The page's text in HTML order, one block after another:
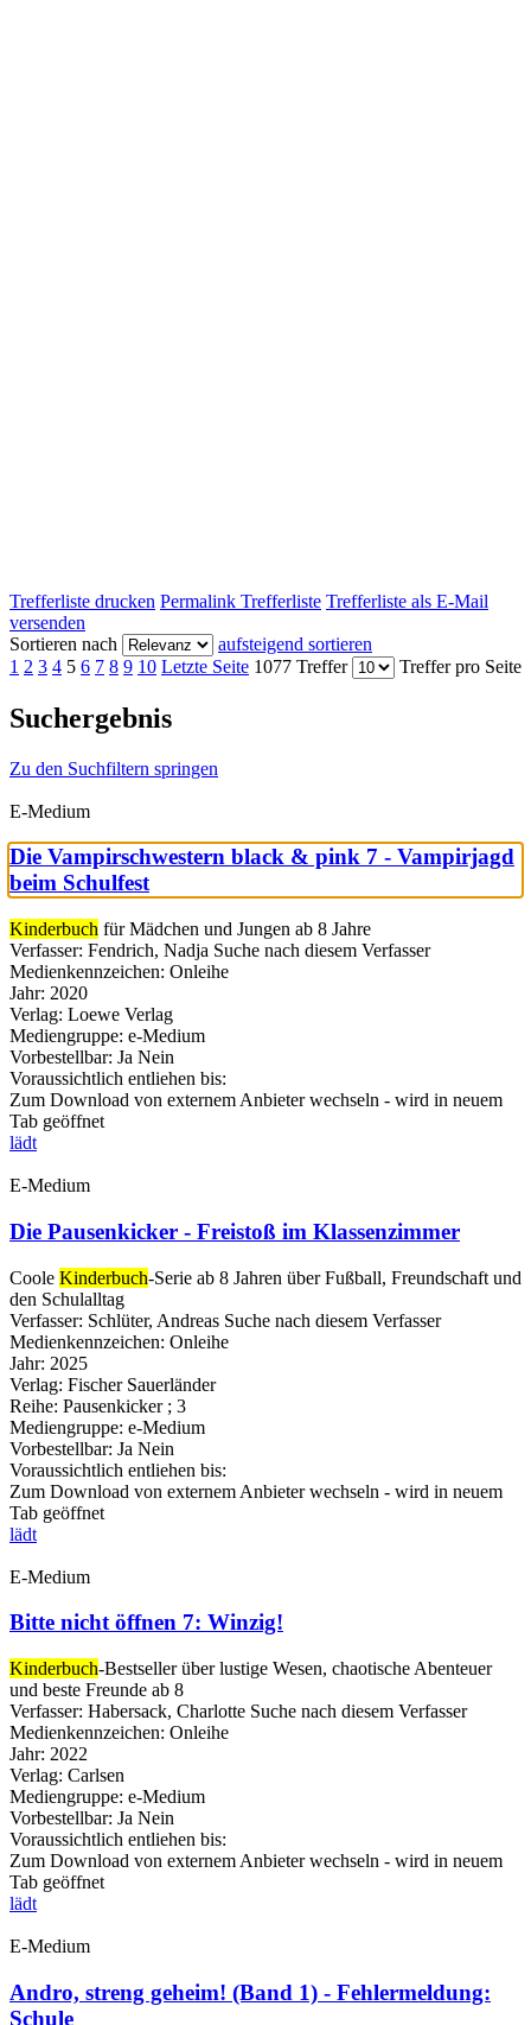
Trefferliste drucken Permalink Trefferliste Trefferliste als E-Mail
versenden
Sortieren nach
aufsteigend sortieren
1 2 3 4 5 6 7 8 9 10 Letzte Seite 1077 Treffer Treffer pro Seite
Suchergebnis
Zu den Suchfiltern springen
E-Medium
Die Vampirschwestern black & pink 7 - Vampirjagd
beim Schulfest
Kinderbuch für Mädchen und Jungen ab 8 Jahre
Verfasser: Fendrich, Nadja Suche nach diesem Verfasser
Medienkennzeichen: Onleihe
Jahr: 2020
Verlag: Loewe Verlag
Mediengruppe: e-Medium
Vorbestellbar: Ja Nein
Voraussichtlich entliehen bis:
Zum Download von externem Anbieter wechseln - wird in neuem
Tab geöffnet
lädt
E-Medium
Die Pausenkicker - Freistoß im Klassenzimmer
Coole Kinderbuch-Serie ab 8 Jahren über Fußball, Freundschaft und
den Schulalltag
Verfasser: Schlüter, Andreas Suche nach diesem Verfasser
Medienkennzeichen: Onleihe
Jahr: 2025
Verlag: Fischer Sauerländer
Reihe: Pausenkicker ; 3
Mediengruppe: e-Medium
Vorbestellbar: Ja Nein
Voraussichtlich entliehen bis:
Zum Download von externem Anbieter wechseln - wird in neuem
Tab geöffnet
lädt
E-Medium
Bitte nicht öffnen 7: Winzig!
Kinderbuch-Bestseller über lustige Wesen, chaotische Abenteuer
und beste Freunde ab 8
Verfasser: Habersack, Charlotte Suche nach diesem Verfasser
Medienkennzeichen: Onleihe
Jahr: 2022
Verlag: Carlsen
Mediengruppe: e-Medium
Vorbestellbar: Ja Nein
Voraussichtlich entliehen bis:
Zum Download von externem Anbieter wechseln - wird in neuem
Tab geöffnet
lädt
E-Medium
Andro, streng geheim! (Band 1) - Fehlermeldung:
Schule